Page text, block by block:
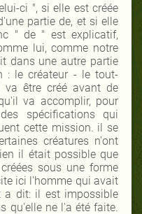
ci ", si elle est créée
partie de, et si elle
" de " est explicatif,
lui, comme notre
dans une autre partie
: le créateur - le tout-
être créé avant de
va accomplir, pour
spécifications qui
cette mission. il se
créatures n'ont
il était possible que
sous une forme
ici l'homme qui avait
a dit: il est impossible
qu'elle ne l'a été faite.